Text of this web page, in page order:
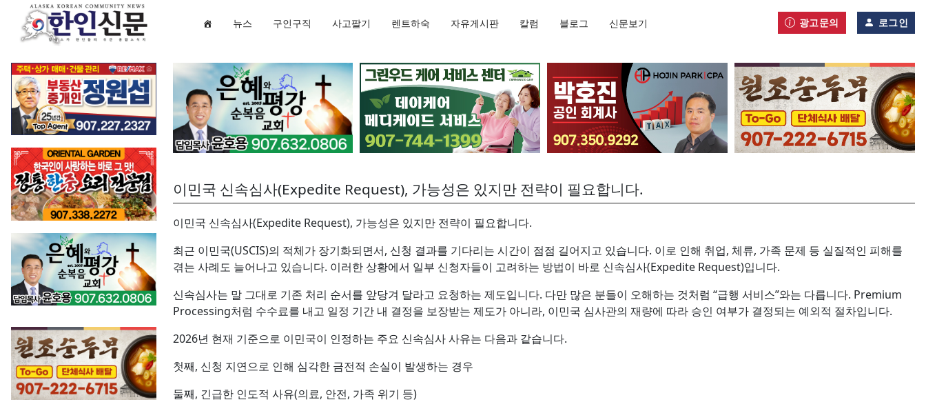
뉴스 구인구직 사고팔기 렌트하숙 자유게시판 칼럼 블로그 신문보기 광고문의 로그인
이민국 신속심사(Expedite Request), 가능성은 있지만 전략이 필요합니다.
이민국 신속심사(Expedite Request), 가능성은 있지만 전략이 필요합니다.
최근 이민국(USCIS)의 적체가 장기화되면서, 신청 결과를 기다리는 시간이 점점 길어지고 있습니다. 이로 인해 취업, 체류, 가족 문제 등 실질적인 피해를
겪는 사례도 늘어나고 있습니다. 이러한 상황에서 일부 신청자들이 고려하는 방법이 바로 신속심사(Expedite Request)입니다.
신속심사는 말 그대로 기존 처리 순서를 앞당겨 달라고 요청하는 제도입니다. 다만 많은 분들이 오해하는 것처럼 “급행 서비스”와는 다릅니다. Premium
Processing처럼 수수료를 내고 일정 기간 내 결정을 보장받는 제도가 아니라, 이민국 심사관의 재량에 따라 승인 여부가 결정되는 예외적 절차입니다.
2026년 현재 기준으로 이민국이 인정하는 주요 신속심사 사유는 다음과 같습니다.
첫째, 신청 지연으로 인해 심각한 금전적 손실이 발생하는 경우
둘째, 긴급한 인도적 사유(의료, 안전, 가족 위기 등)